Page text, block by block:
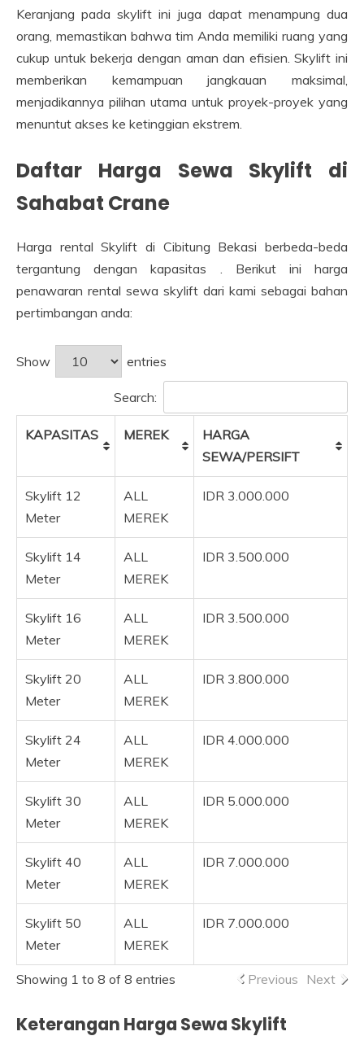
Keranjang pada skylift ini juga dapat menampung dua
orang, memastikan bahwa tim Anda memiliki ruang yang
cukup untuk bekerja dengan aman dan efisien. Skylift ini
memberikan kemampuan jangkauan maksimal,
menjadikannya pilihan utama untuk proyek-proyek yang
menuntut akses ke ketinggian ekstrem.
Daftar Harga Sewa Skylift di
Sahabat Crane
Harga rental Skylift di Cibitung Bekasi berbeda-beda
tergantung dengan kapasitas . Berikut ini harga
penawaran rental sewa skylift dari kami sebagai bahan
pertimbangan anda:
Show entries
Search:
KAPASITAS MEREK
HARGA
SEWA/PERSIFT
Skylift 12
Meter
ALL
MEREK
IDR 3.000.000
Skylift 14
Meter
ALL
MEREK
IDR 3.500.000
Skylift 16
Meter
ALL
MEREK
IDR 3.500.000
Skylift 20
Meter
ALL
MEREK
IDR 3.800.000
Skylift 24
Meter
ALL
MEREK
IDR 4.000.000
Skylift 30
Meter
ALL
MEREK
IDR 5.000.000
Skylift 40
Meter
ALL
MEREK
IDR 7.000.000
Skylift 50
Meter
ALL
MEREK
IDR 7.000.000
Showing 1 to 8 of 8 entries Previous Next
Keterangan Harga Sewa Skylift